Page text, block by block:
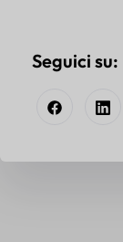
Seguici su: